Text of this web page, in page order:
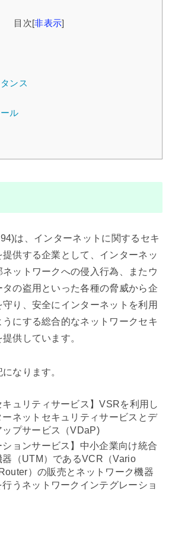
目次[非表示]
ンス
ル
は、インターネットに関するセキ
提供する企業として、インターネッ
ネットワークへの侵入行為、またウ
タの盗用といった各種の脅威から企
り、安全にインターネットを利用
にする総合的なネットワークセキ
供しています。
なります。
キュリティサービス】VSRを利用し
ネットセキュリティサービスとデ
ップサービス（VDaP)
ションサービス】中小企業向け統合
器（UTM）であるVCR（Vario
）の販売とネットワーク機器
うネットワークインテグレーショ